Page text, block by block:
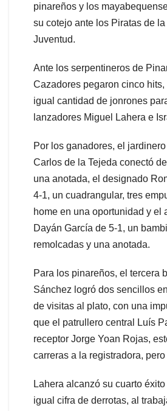
pinareños y los
su cotejo ante los Piratas de
Juventud.
Ante los serpentineros de
Cazadores pegaron cinco
igual cantidad de jonrones
lanzadores Miguel Lahera e
Por los ganadores, el
Carlos de la Tejeda conectó
una anotada, el designado
4-1, un cuadrangular, tres
home en una oportunidad y el
Dayán García de 5-1, un
remolcadas y una anotada.
Para los pinareños, el tercera
Sánchez logró dos sencillos
de visitas al plato, con una
que el patrullero central Luís
receptor Jorge Yoan Rojas,
carreras a la registradora,
Lahera alcanzó su cuarto
igual cifra de derrotas, al